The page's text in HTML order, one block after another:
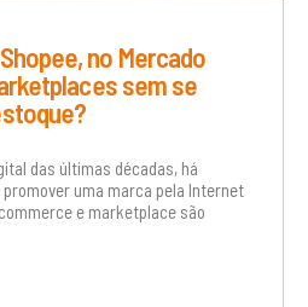
no Mercado
sem se
das últimas décadas, há
uma marca pela Internet
e marketplace são